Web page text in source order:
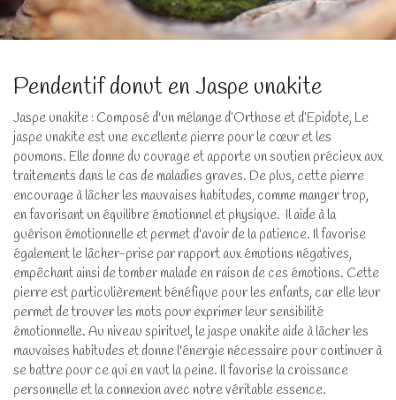
Pendentif donut en Jaspe unakite
Jaspe unakite : Composé d'un mélange d’Orthose et d’Epidote, Le
jaspe unakite est une excellente pierre pour le cœur et les
poumons. Elle donne du courage et apporte un soutien précieux aux
traitements dans le cas de maladies graves. De plus, cette pierre
encourage à lâcher les mauvaises habitudes, comme manger trop,
en favorisant un équilibre émotionnel et physique. Il aide à la
guérison émotionnelle et permet d'avoir de la patience. Il favorise
également le lâcher-prise par rapport aux émotions négatives,
empêchant ainsi de tomber malade en raison de ces émotions. Cette
pierre est particulièrement bénéfique pour les enfants, car elle leur
permet de trouver les mots pour exprimer leur sensibilité
émotionnelle. Au niveau spirituel, le jaspe unakite aide à lâcher les
mauvaises habitudes et donne l'énergie nécessaire pour continuer à
se battre pour ce qui en vaut la peine. Il favorise la croissance
personnelle et la connexion avec notre véritable essence.